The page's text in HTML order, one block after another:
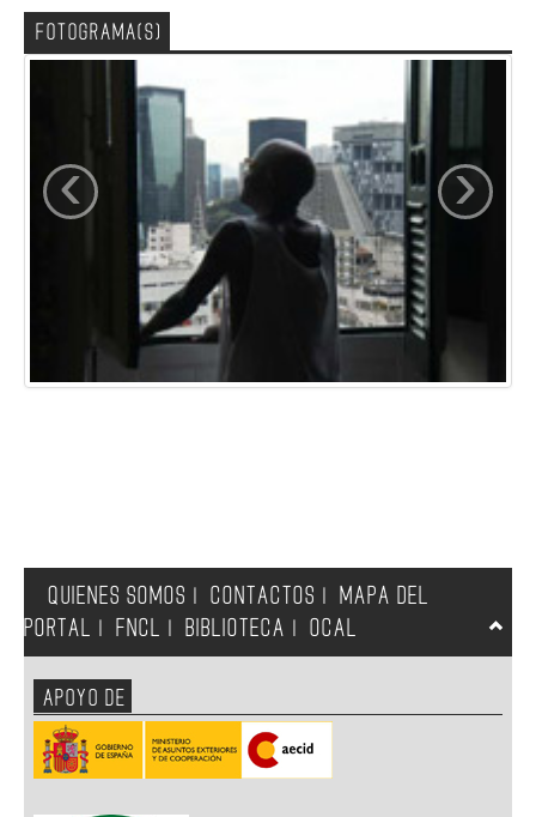
FOTOGRAMA(S)
‹ ›
QUIENES SOMOS CONTACTOS
MAPA DEL
PORTAL
FNCL BIBLIOTECA OCAL
APOYO DE